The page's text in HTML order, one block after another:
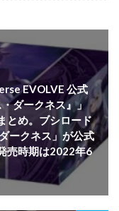
EVOLVE 公式
ダークネス』」
とめ。ブシロード
ークネス」が公式
売時期は2022年6